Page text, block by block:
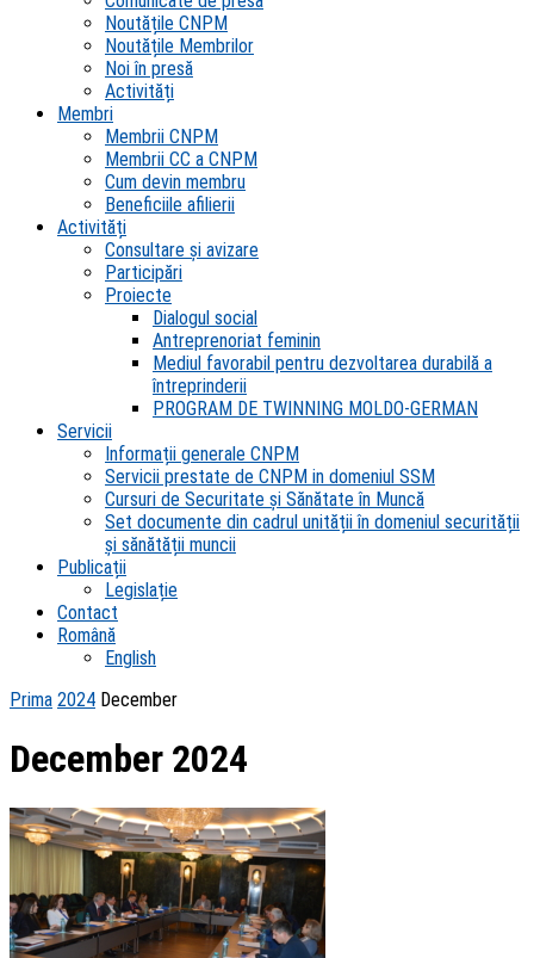
Noutățile CNPM
Noutățile Membrilor
Noi în presă
Activități
Membri
Membrii CNPM
Membrii CC a CNPM
Cum devin membru
Beneficiile afilierii
Activități
Consultare și avizare
Participări
Proiecte
Dialogul social
Antreprenoriat feminin
Mediul favorabil pentru dezvoltarea durabilă a
întreprinderii
PROGRAM DE TWINNING MOLDO-GERMAN
Servicii
Informații generale CNPM
Servicii prestate de CNPM in domeniul SSM
Cursuri de Securitate și Sănătate în Muncă
Set documente din cadrul unității în domeniul securității
și sănătății muncii
Publicații
Legislație
Contact
Română
English
Prima 2024 December
December 2024